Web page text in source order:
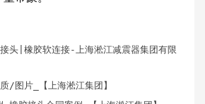
接头|橡胶软连接-上海淞江减震器集团有限
/图片_【上海淞江集团】